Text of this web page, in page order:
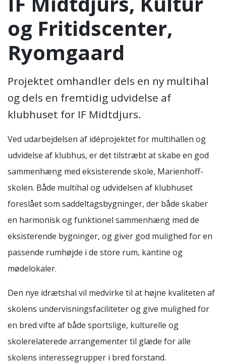
og Fritidscenter,
Ryomgaard
Projektet omhandler dels en ny multihal
og dels en fremtidig udvidelse af
klubhuset for IF Midtdjurs.
Ved udarbejdelsen af idéprojektet for multihallen og
udvidelse af klubhus, er det tilstræbt at skabe en god
sammenhæng med eksisterende skole, Marienhoff-
skolen. Både multihal og udvidelsen af klubhuset
foreslået som saddeltagsbygninger, der både skaber
en harmonisk og funktionel sammenhæng med de
eksisterende bygninger, og giver god mulighed for en
passende rumhøjde i de store rum, kantine og
mødelokaler.
Den nye idrætshal vil medvirke til at højne kvaliteten af
skolens undervisningsfaciliteter og give mulighed for
en bred vifte af både sportslige, kulturelle og
skolerelaterede arrangementer til glæde for alle
skolens interessegrupper i bred forstand.